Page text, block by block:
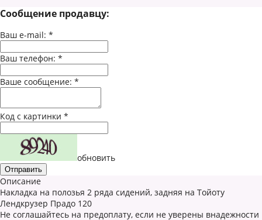
Сообщение продавцу:
Ваш e-mail: *
Ваш телефон: *
Ваше сообщение: *
Код с картинки *
обновить
Описание
Накладка на полозья 2 ряда сидений, задняя на Тойоту
Лендкрузер Прадо 120
Не соглашайтесь на предоплату, если не уверены внадежности